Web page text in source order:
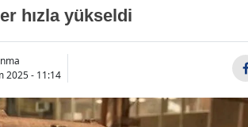
hızla yükseldi
2025 - 11:14